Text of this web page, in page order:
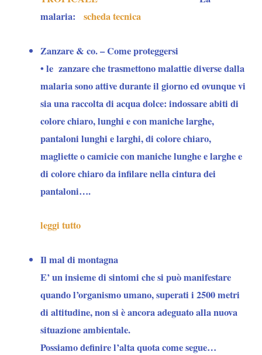
malaria:scheda tecnica
Zanzare & co. – Come proteggersi
• lezanzareche trasmettono malattie diverse dalla
malaria sono attive durante il giorno ed ovunque vi
sia una raccolta di acqua dolce: indossare abiti di
colore chiaro, lunghi e con maniche larghe,
pantaloni lunghi e larghi, di colore chiaro,
magliette o camicie con maniche lunghe e larghe e
di colore chiaro da infilare nella cintura dei
pantaloni….
leggi tutto
Il mal di montagna
E’ un insieme di sintomi che si può manifestare
quando l’organismo umano, superati i 2500 metri
di altitudine, non si è ancora adeguato alla nuova
situazione ambientale.
Possiamo definire l’alta quota come segue…